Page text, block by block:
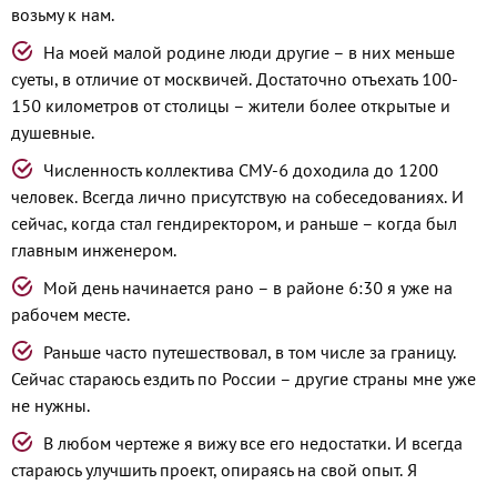
возьму к нам.
На моей малой родине люди другие – в них меньше
суеты, в отличие от москвичей. Достаточно отъехать 100-
150 километров от столицы – жители более открытые и
душевные.
Численность коллектива СМУ-6 доходила до 1200
человек. Всегда лично присутствую на собеседованиях. И
сейчас, когда стал гендиректором, и раньше – когда был
главным инженером.
Мой день начинается рано – в районе 6:30 я уже на
рабочем месте.
Раньше часто путешествовал, в том числе за границу.
Сейчас стараюсь ездить по России – другие страны мне уже
не нужны.
В любом чертеже я вижу все его недостатки. И всегда
стараюсь улучшить проект, опираясь на свой опыт. Я